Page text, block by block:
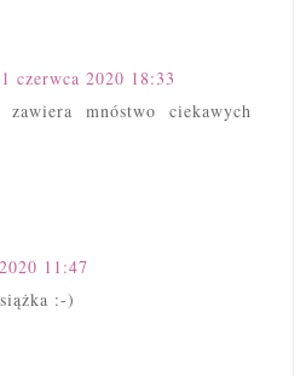
1 czerwca 2020 18:33
mnóstwo ciekawych
11:47
:-)